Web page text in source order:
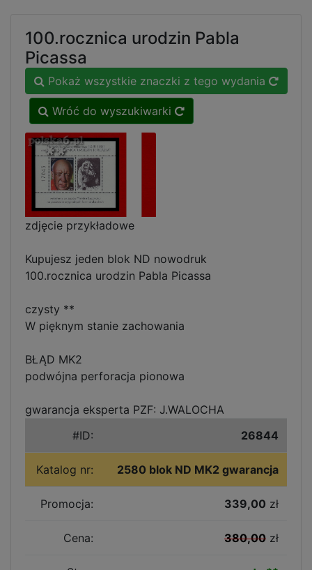
100.rocznica urodzin Pabla
Picassa
Pokaż wszystkie znaczki z tego wydania
Wróć do wyszukiwarki
zdjęcie przykładowe
Kupujesz jeden blok ND nowodruk
100.rocznica urodzin Pabla Picassa
czysty **
W pięknym stanie zachowania
BŁĄD MK2
podwójna perforacja pionowa
gwarancja eksperta PZF: J.WALOCHA
#ID:
26844
Katalog nr: 2580 blok ND MK2 gwarancja
Promocja: 339,00 zł
Cena: 380,00 zł